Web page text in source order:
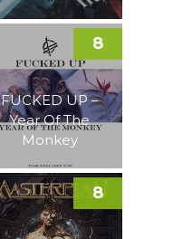
FUCKED UP –
Year Of The
Monkey
8
8